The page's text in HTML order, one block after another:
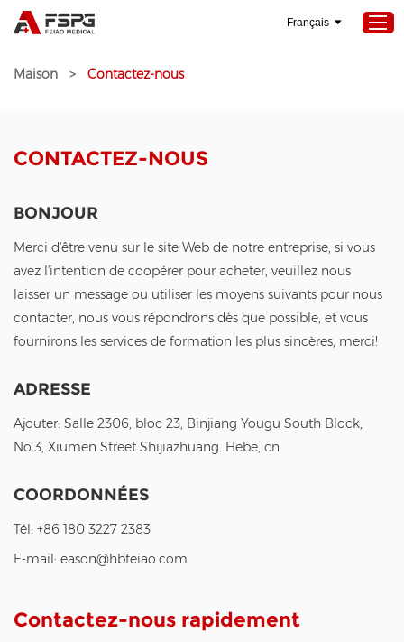
Nouvelles
Contactez-nous
Français
Maison > Contactez-nous
CONTACTEZ-NOUS
BONJOUR
Merci d'être venu sur le site Web de notre entreprise, si vous
avez l'intention de coopérer pour acheter, veuillez nous
laisser un message ou utiliser les moyens suivants pour nous
contacter, nous vous répondrons dès que possible, et vous
fournirons les services de formation les plus sincères, merci!
ADRESSE
Ajouter: Salle 2306, bloc 23, Binjiang Yougu South Block,
No.3, Xiumen Street Shijiazhuang. Hebe, cn
COORDONNÉES
Tél: +86 180 3227 2383
E-mail: eason@hbfeiao.com
Contactez-nous rapidement